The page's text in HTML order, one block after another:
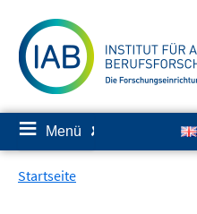
zum
Inhalt
≡ Menü ✘
Startseite